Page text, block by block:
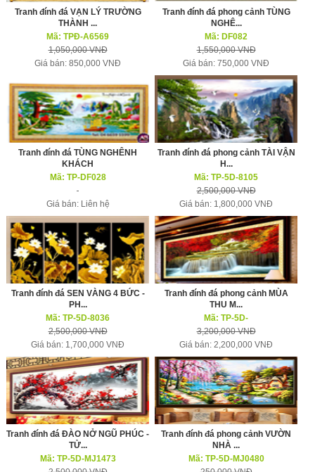
Tranh đính đá VẠN LÝ TRƯỜNG
THÀNH ...
Mã: TPĐ-A6569
1,050,000 VNĐ
Giá bán: 850,000 VNĐ
Tranh đính đá phong cảnh TÙNG
NGHÊ...
Mã: DF082
1,550,000 VNĐ
Giá bán: 750,000 VNĐ
Tranh đính đá TÙNG NGHÊNH
KHÁCH
Mã: TP-DF028
Giá bán: Liên hệ
Tranh đính đá phong cảnh TÀI VẬN
H...
Mã: TP-5D-8105
2,500,000 VNĐ
Giá bán: 1,800,000 VNĐ
Tranh đính đá SEN VÀNG 4 BỨC -
PH...
Mã: TP-5D-8036
2,500,000 VNĐ
Giá bán: 1,700,000 VNĐ
Tranh đính đá phong cảnh MÙA
THU M...
Mã: TP-5D-
3,200,000 VNĐ
Giá bán: 2,200,000 VNĐ
Tranh đính đá ĐÀO NỞ NGŨ PHÚC -
TỬ...
Mã: TP-5D-MJ1473
Tranh đính đá phong cảnh VƯỜN
NHÀ ...
Mã: TP-5D-MJ0480